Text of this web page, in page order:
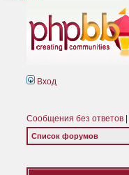
Вход
Сообщения без ответов
Список форумов